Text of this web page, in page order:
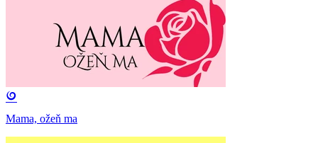
Mama, ožeň ma